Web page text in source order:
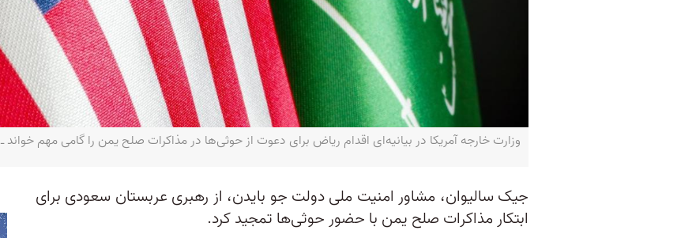
وزارت خارجه آمریکا در بیانیه‌ای اقدام ریاض برای دعوت از حوثی‌ها در مذاکرات صلح یمن را گامی مهم خواند ـ Canva
جیک سالیوان، مشاور امنیت ملی دولت جو بایدن، از رهبری عربستان سعودی برای
ابتکار مذاکرات صلح یمن با حضور حوثی‌ها تمجید کرد.